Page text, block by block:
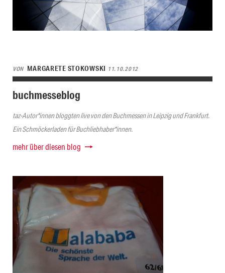
VON MARGARETE STOKOWSKI 11.10.2012
buchmesseblog
taz-Autor*innen bloggten live von den Buchmessen in Leipzig und Frankfurt.
Ein Schmöckerladen für Buchliebhaber*innen.
mehr über diesen blog